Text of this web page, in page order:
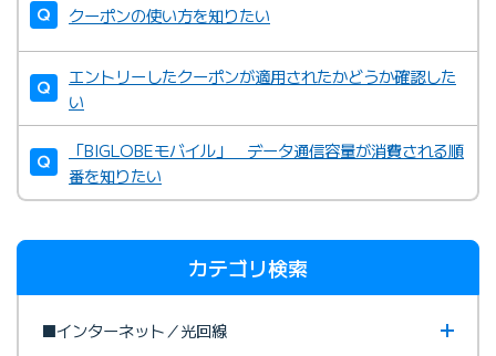
クーポンの使い方を知りたい
エントリーしたクーポンが適用されたかどうか確認した
い
「BIGLOBEモバイル」 データ通信容量が消費される順
番を知りたい
カテゴリ検索
■インターネット／光回線